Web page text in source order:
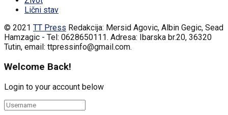
Lični stav
© 2021 TT Press Redakcija: Mersid Agovic, Albin Gegic, Sead
Hamzagic - Tel: 0628650111. Adresa: Ibarska br.20, 36320
Tutin, email: ttpressinfo@gmail.com.
Welcome Back!
Login to your account below